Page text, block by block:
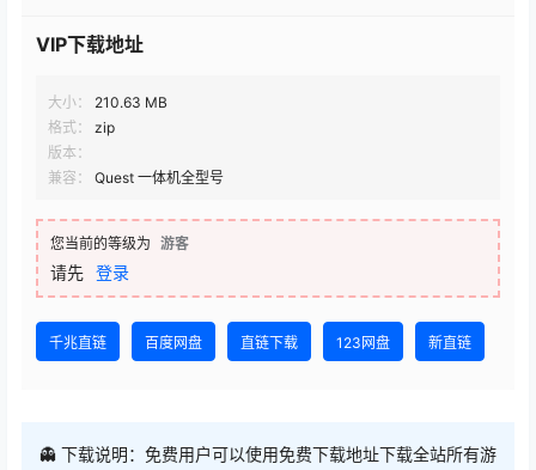
VIP下载地址
大小：
210.63 MB
格式：
zip
版本：
兼容：
Quest 一体机全型号
您当前的等级为 游客
请先 登录
千兆直链 百度网盘 直链下载 123网盘 新直链
👻 下载说明：免费用户可以使用免费下载地址下载全站所有游